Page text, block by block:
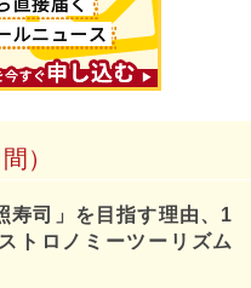
）
寿司」を目指す理由、1
トロノミーツーリズム